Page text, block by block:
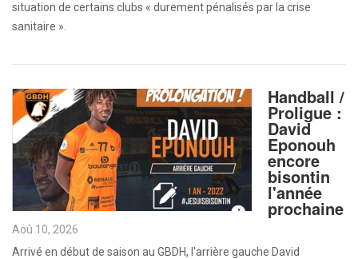
situation de certains clubs « durement pénalisés par la crise
sanitaire ».
Handball /
Proligue :
David
Eponouh
encore
bisontin
l'année
prochaine
Aoû 10, 2026
Arrivé en début de saison au GBDH, l'arrière gauche David